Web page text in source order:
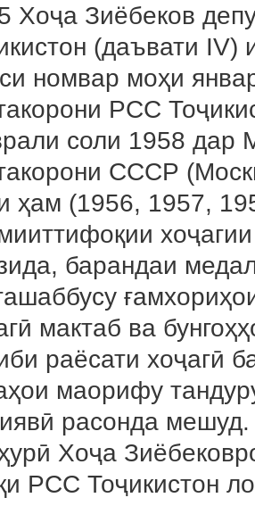
Хоҷа Зиёбеков
(даъвати IV)
номвар моҳи
РСС
соли 1958 дар
СССР
ҳам (1956, 1957,
барандаи
мактаб ва
раёсати хоҷагӣ
маорифу
расонда
Хоҷа
РСС Тоҷикистон